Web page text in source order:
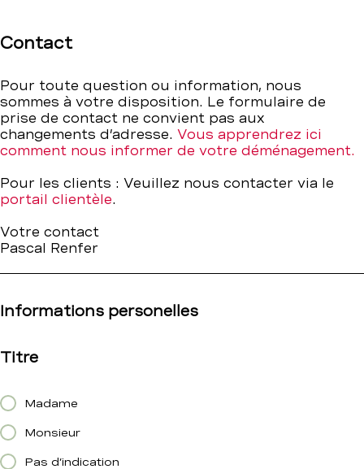
–
BCBE
Contact
Pour toute question ou information, nous
sommes à votre disposition. Le formulaire de
prise de contact ne convient pas aux
changements d’adresse. Vous apprendrez ici
comment nous informer de votre déménagement.
Pour les clients : Veuillez nous contacter via le
portail clientèle.
Votre contact
Pascal Renfer
Informations personelles
Titre
Madame
Monsieur
Pas d’indication